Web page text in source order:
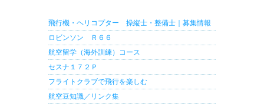
飛行機・ヘリコプター 操縦士・整備士｜募集情報
ロビンソン Ｒ６６
航空留学（海外訓練）コース
セスナ１７２Ｐ
フライトクラブで飛行を楽しむ
航空豆知識／リンク集